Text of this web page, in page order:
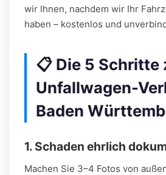
wir Ihnen, nachdem wir Ihr
haben – kostenlos und
📋 Die 5 Schritte
Unfallwagen-
Baden
1. Schaden ehrlich
Machen Sie 3–4 Fotos von